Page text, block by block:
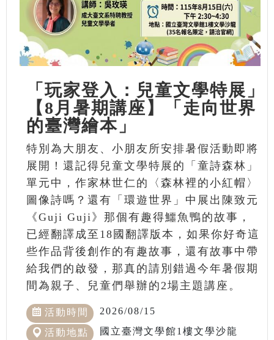
「玩家登入：兒童文學特展」
【8月暑期講座】「走向世界
的臺灣繪本」
特別為大朋友、小朋友所安排暑假活動即將
展開！還記得兒童文學特展的「童詩森林」
單元中，作家林世仁的〈森林裡的小紅帽〉
圖像詩嗎？還有「環遊世界」中展出陳致元
《Guji Guji》那個有趣得鱷魚鴨的故事，
已經翻譯成至18國翻譯版本，如果你好奇這
些作品背後創作的有趣故事，還有故事中帶
給我們的啟發，那真的請別錯過今年暑假期
間為親子、兒童們舉辦的2場主題講座。
活動時間 2026/08/15
活動地點 國立臺灣文學館1樓文學沙龍